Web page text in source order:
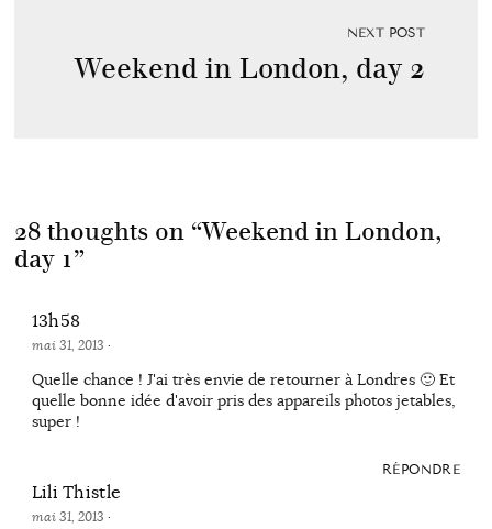
NEXT POST
Weekend in London, day 2
28 thoughts on “Weekend in London,
day 1”
13h58
mai 31, 2013 ·
Quelle chance ! J'ai très envie de retourner à Londres 🙂 Et
quelle bonne idée d'avoir pris des appareils photos jetables,
super !
RÉPONDRE
Lili Thistle
mai 31, 2013 ·